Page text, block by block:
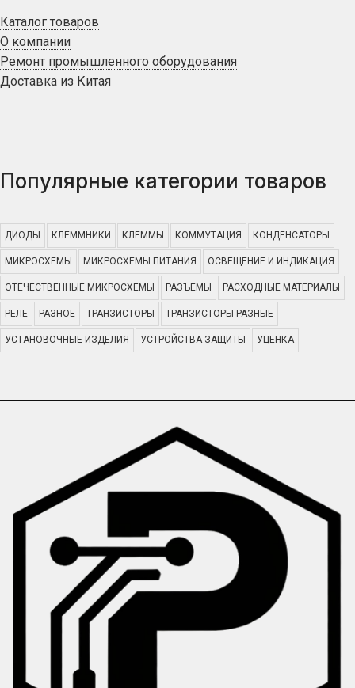
Каталог товаров
О компании
Ремонт промышленного оборудования
Доставка из Китая
Популярные категории товаров
ДИОДЫ КЛЕММНИКИ КЛЕММЫ КОММУТАЦИЯ КОНДЕНСАТОРЫ
МИКРОСХЕМЫ МИКРОСХЕМЫ ПИТАНИЯ ОСВЕЩЕНИЕ И ИНДИКАЦИЯ
ОТЕЧЕСТВЕННЫЕ МИКРОСХЕМЫ РАЗЪЕМЫ РАСХОДНЫЕ МАТЕРИАЛЫ
РЕЛЕ РАЗНОЕ ТРАНЗИСТОРЫ ТРАНЗИСТОРЫ РАЗНЫЕ
УСТАНОВОЧНЫЕ ИЗДЕЛИЯ УСТРОЙСТВА ЗАЩИТЫ УЦЕНКА